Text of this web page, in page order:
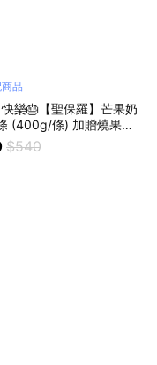
品
樂🎂【聖保羅】芒果奶
(400g/條) 加贈燒果子
｜生日｜慶生｜季節限
季
$540